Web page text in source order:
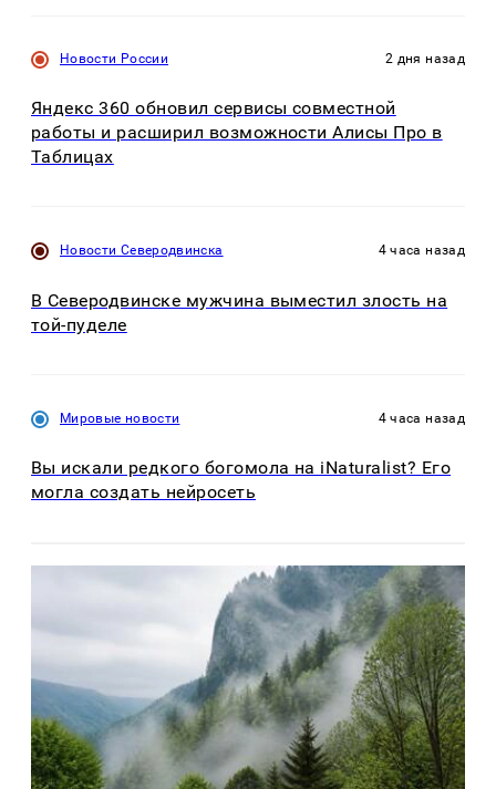
Новости России 2 дня назад
Яндекс 360 обновил сервисы совместной
работы и расширил возможности Алисы Про в
Таблицах
Новости Северодвинска 4 часа назад
В Северодвинске мужчина выместил злость на
той-пуделе
Мировые новости 4 часа назад
Вы искали редкого богомола на iNaturalist? Его
могла создать нейросеть